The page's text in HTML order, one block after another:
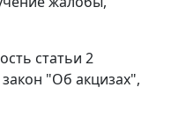
статьи 2
"Об акцизах",